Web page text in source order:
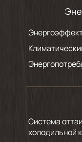
Система
холодильной